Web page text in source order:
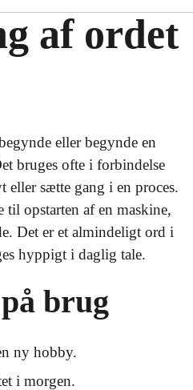
af ordet
eller begynde en
bruges ofte i forbindelse
eller sætte gang i en proces.
til opstarten af en maskine,
Det er et almindeligt ord i
hyppigt i daglig tale.
brug
ny hobby.
i morgen.